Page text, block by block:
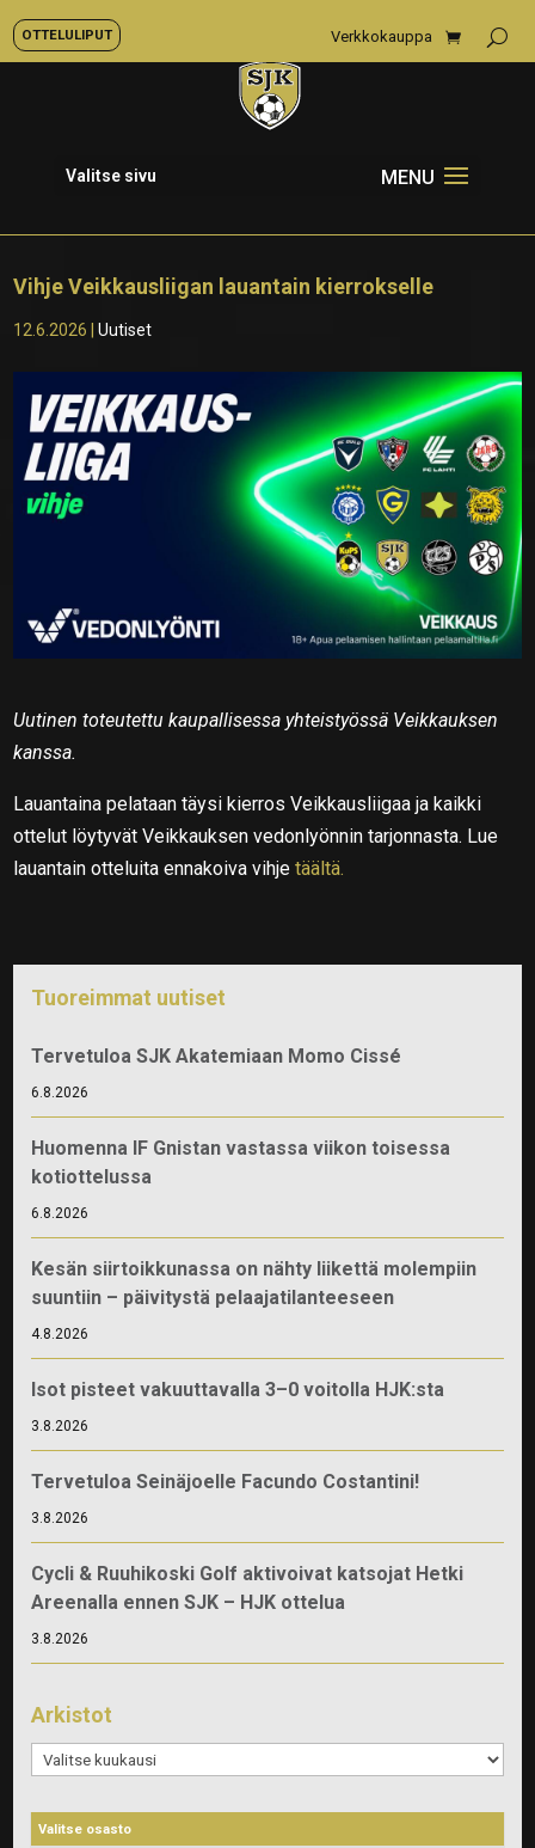
OTTELULIPUT Verkkokauppa
Valitse sivu
Vihje Veikkausliigan lauantain kierrokselle
12.6.2026 |Uutiset
Uutinen toteutettu kaupallisessa yhteistyössä Veikkauksen
kanssa.
Lauantaina pelataan täysi kierros Veikkausliigaa ja kaikki
ottelut löytyvät Veikkauksen vedonlyönnin tarjonnasta. Lue
lauantain otteluita ennakoiva vihjetäältä.
Tuoreimmat uutiset
Tervetuloa SJK Akatemiaan Momo Cissé
6.8.2026
Huomenna IF Gnistan vastassa viikon toisessa
kotiottelussa
6.8.2026
Kesän siirtoikkunassa on nähty liikettä molempiin
suuntiin – päivitystä pelaajatilanteeseen
4.8.2026
Isot pisteet vakuuttavalla 3–0 voitolla HJK:sta
3.8.2026
Tervetuloa Seinäjoelle Facundo Costantini!
3.8.2026
Cycli & Ruuhikoski Golf aktivoivat katsojat Hetki
Areenalla ennen SJK – HJK ottelua
3.8.2026
Arkistot
Arkistot